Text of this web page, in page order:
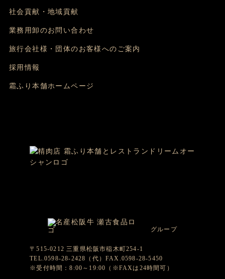
社会貢献・地域貢献
業務用卸のお問い合わせ
旅行会社様・団体のお客様へのご案内
採用情報
霜ふり本舗ホームページ
グループ
〒515-0212 三重県松阪市稲木町254-1
TEL.0598-28-2428（代）FAX.0598-28-5450
※受付時間：8:00～19:00（※FAXは24時間可）